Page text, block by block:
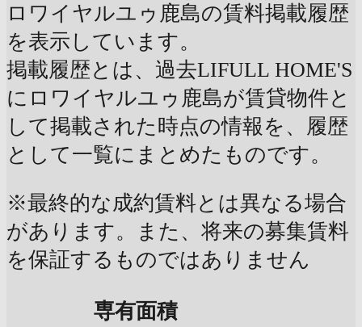
ロワイヤルユゥ鹿島の賃料掲載履歴
を表示しています。
掲載履歴とは、過去LIFULL HOME'S
にロワイヤルユゥ鹿島が賃貸物件と
して掲載された時点の情報を、履歴
として一覧にまとめたものです。
※最終的な成約賃料とは異なる場合
があります。また、将来の募集賃料
を保証するものではありません
専有面積